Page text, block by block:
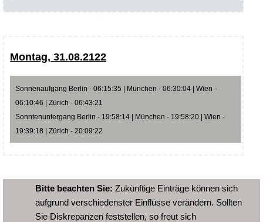
Montag, 31.08.2122
Sonnenaufgang Berlin - 06:15:35 | München - 06:30:04 | Wien -
06:10:46 | Zürich - 06:43:21
Sonntenuntergang Berlin - 19:58:14 | München - 19:58:20 | Wien -
19:39:18 | Zürich - 20:09:22
Bitte beachten Sie: Zukünftige Einträge können sich
aufgrund verschiedenster Einflüsse verändern. Sollten
Sie Diskrepanzen feststellen, so freut sich